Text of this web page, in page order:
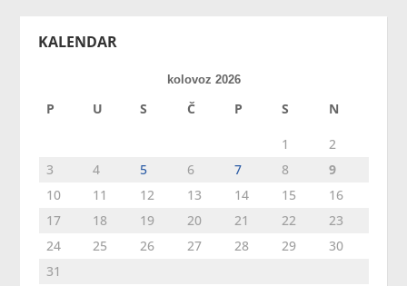
KALENDAR
kolovoz 2026
P U S Č P S N
1
2
3
4 5 6 7 8
9
10
11 12 13 14 15
16
17
18 19 20 21 22
23
24
25 26 27 28 29
30
31